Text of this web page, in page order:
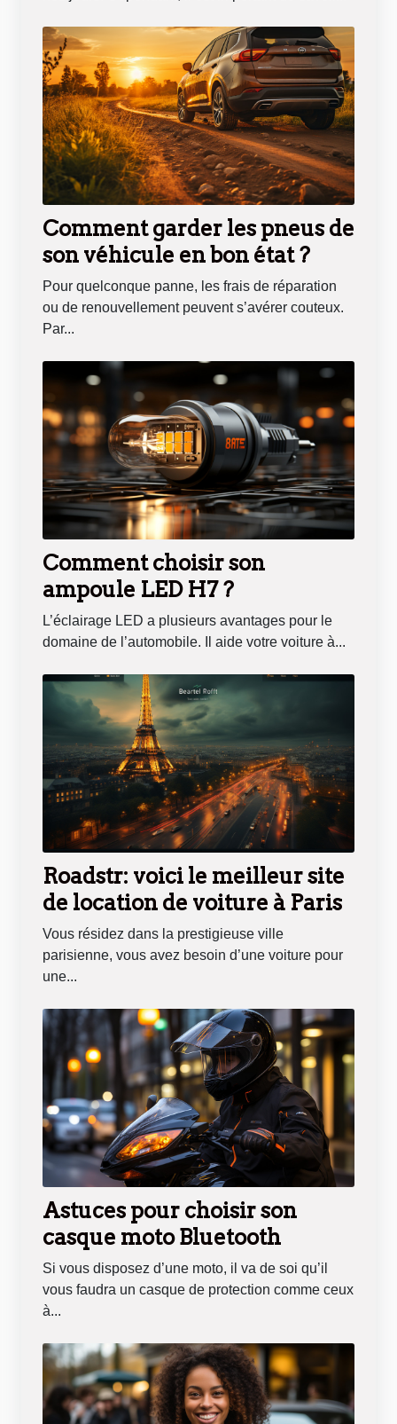
Comment garder les pneus de
son véhicule en bon état ?
Pour quelconque panne, les frais de réparation
ou de renouvellement peuvent s’avérer couteux.
Par...
Comment choisir son
ampoule LED H7 ?
L’éclairage LED a plusieurs avantages pour le
domaine de l’automobile. Il aide votre voiture à...
Roadstr: voici le meilleur site
de location de voiture à Paris
Vous résidez dans la prestigieuse ville
parisienne, vous avez besoin d’une voiture pour
une...
Astuces pour choisir son
casque moto Bluetooth
Si vous disposez d’une moto, il va de soi qu’il
vous faudra un casque de protection comme ceux
à...